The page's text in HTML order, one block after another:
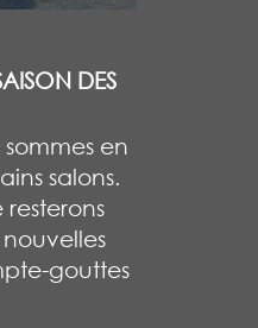
DES
en
salons.
gouttes